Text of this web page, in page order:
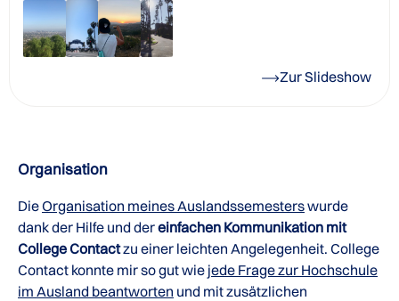
Zur Slideshow
Organisation
DieOrganisation meines Auslandssemesterswurde
dank der Hilfe und dereinfachen Kommunikation mit
College Contactzu einer leichten Angelegenheit. College
Contact konnte mir so gut wie jede Frage zur Hochschule
im Ausland beantworten und mit zusätzlichen